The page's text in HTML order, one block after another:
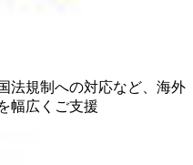
法規制への対応など、海外
幅広くご支援